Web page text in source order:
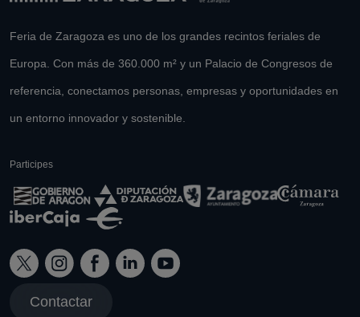
Feria de Zaragoza es uno de los grandes recintos feriales de
Europa. Con más de 360.000 m² y un Palacio de Congresos de
referencia, conectamos personas, empresas y oportunidades en
un entorno innovador y sostenible.
Participes
Contactar